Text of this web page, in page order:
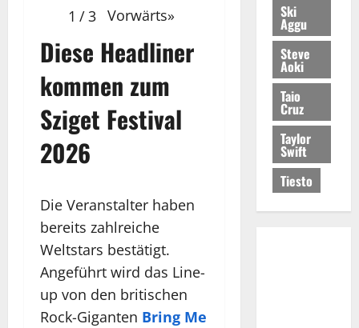
1 /3 Vorwärts»
Diese Headliner
kommen zum
Sziget Festival
2026
Die Veranstalter haben
bereits zahlreiche
Weltstars bestätigt.
Angeführt wird das Line-
up von den britischen
Rock-Giganten Bring Me
Ski
Aggu
Steve
Aoki
Taio
Cruz
Taylor
Swift
Tiesto